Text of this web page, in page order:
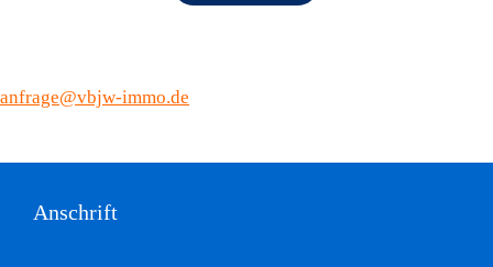
anfrage@vbjw-immo.de
Anschrift